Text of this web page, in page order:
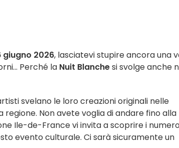
giugno 2026, lasciatevi stupire ancora una
Perché la Nuit Blanchesi svolge anche
svelano le loro creazioni originali nelle
Non avete voglia di andare fino alla
Ile-de-France vi invita a scoprire i
evento culturale. Ci sarà sicuramente un